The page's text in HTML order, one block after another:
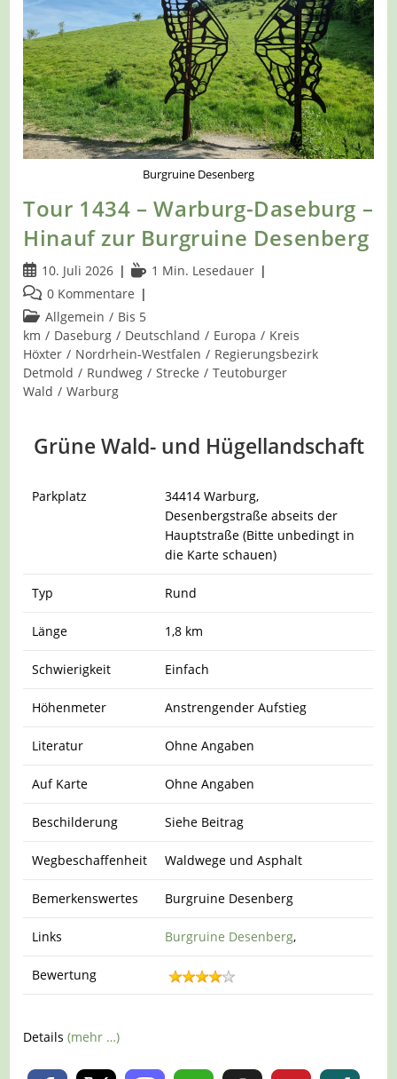
–
Große
Freiheit
Siebenstern
Burgruine Desenberg
Tour 1434 – Warburg-Daseburg –
Hinauf zur Burgruine Desenberg
Beitrag
veröffentlicht:
10. Juli 2026 Lesedauer:
1 Min. Lesedauer
Beitrags-
Kommentare:
0 Kommentare
Beitrags-
Kategorie:
Allgemein / Bis 5
km / Daseburg / Deutschland / Europa / Kreis
Höxter / Nordrhein-Westfalen / Regierungsbezirk
Detmold / Rundweg / Strecke / Teutoburger
Wald / Warburg
Grüne Wald- und Hügellandschaft
Parkplatz 34414Warburg,
Desenbergstraße abseits der
Hauptstraße(Bitte unbedingt in
die Karte schauen)
Typ Rund
Länge 1,8 km
Schwierigkeit Einfach
Höhenmeter Anstrengender Aufstieg
Literatur Ohne Angaben
Auf Karte Ohne Angaben
Beschilderung Siehe Beitrag
Wegbeschaffenheit Waldwege und Asphalt
Bemerkenswertes Burgruine Desenberg
Links Burgruine Desenberg,
Bewertung
Details(mehr …)